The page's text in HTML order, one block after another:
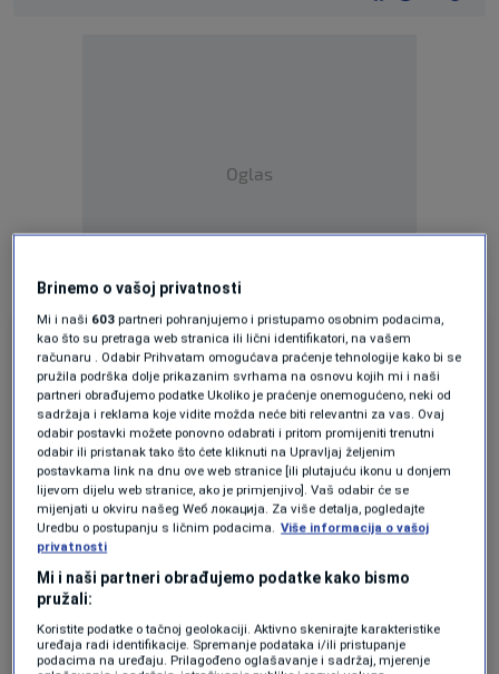
Oglas
View this post on Instagram
Brinemo o vašoj privatnosti
Mi i naši 603 partneri pohranjujemo i pristupamo osobnim podacima,
kao što su pretraga web stranica ili lični identifikatori, na vašem
računaru . Odabir Prihvatam omogućava praćenje tehnologije kako bi se
pružila podrška dolje prikazanim svrhama na osnovu kojih mi i naši
partneri obrađujemo podatke Ukoliko je praćenje onemogućeno, neki od
sadržaja i reklama koje vidite možda neće biti relevantni za vas. Ovaj
odabir postavki možete ponovno odabrati i pritom promijeniti trenutni
odabir ili pristanak tako što ćete kliknuti na Upravljaj željenim
postavkama link na dnu ove web stranice [ili plutajuću ikonu u donjem
lijevom dijelu web stranice, ako je primjenjivo]. Vaš odabir će se
mijenjati u okviru našeg Wеб локација. Za više detalja, pogledajte
Uredbu o postupanju s ličnim podacima. Više informacija o vašoj
privatnosti
Mi i naši partneri obrađujemo podatke kako bismo
pružali:
Koristite podatke o tačnoj geolokaciji. Aktivno skenirajte karakteristike
uređaja radi identifikacije. Spremanje podataka i/ili pristupanje
podacima na uređaju. Prilagođeno oglašavanje i sadržaj, mjerenje